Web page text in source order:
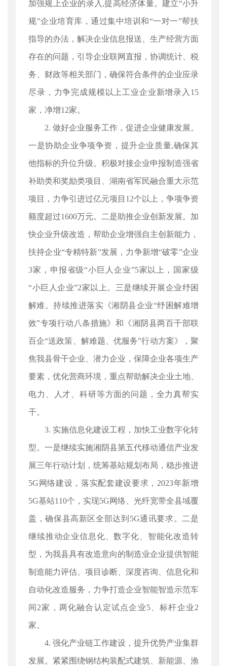
加强规上企业的录入,提高经济体量。建立“小升
规”企业培育库，通过集中培训和“一对一”帮扶
指导的办法，解决企业信息报送、生产经营方面
存在的问题，引导企业联网直报，协调统计、税
务、财政等相关部门，确保符合条件的企业应录
尽录，力争完成规模以上工业企业新增录入15
家，净增12家。
2. 做好企业服务工作，促进企业健康发展。
一是协助企业争项争资，提升企业质量,确保其
他指标的升位升级。积极对接企业申报制造强省
补助类和奖励类项目、湖南省军民融合重大示范
项目，力争引进过亿元项目12个以上，争项争资
额度超过1600万元。二是助推企业创新发展。加
快企业升级改造，帮助企业增强自主创新能力，
扶持企业“专精特新”发展，力争新增“破零”企业
3家，申报省级“小巨人企业”5家以上，国家级
“小巨人企业”2家以上。三是继续开展企业纾困
解难。持续推进落实《湘阴县企业“纾困解难增
效”专项行动八条措施》和《湘阴县两百干部联
百企“送政策、解难题、优服务”行动方案》，聚
焦我县骨干企业、潜力企业，保障企业各项生产
要素，优化营商环境，重点帮助解决企业土地、
电力、人才、科研等方面的问题，全力真帮实
干。
3. 实施信息化建设工程，加快工业数字化转
型。一是继续实施湘阴县第五代移动通信产业发
展三年行动计划，统筹基站规划布局，稳步推进
5G网络建设，落实配套建设要求，2023年新增
5G基站110个，实现5G网络、光纤宽带全县域覆
盖，确保县高新区全部达到5G通讯要求。二是
继续推动企业信息化、数字化、智能化改造转
型，为我县具有改造意向的制造业企业提供智能
制造能力评估、项目诊断、深度咨询、信息化和
自动化改造服务，力争打造企业智能智造示范车
间2家，两化融合认定试点企业5、标杆企业2
家。
4. 强化产业链工作建设，提升优势产业集群
发展。紧紧围绕钢结构装配式建筑、新能源、渔